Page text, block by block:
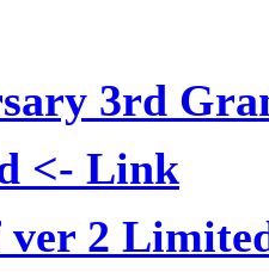
3rd
<- Link
2